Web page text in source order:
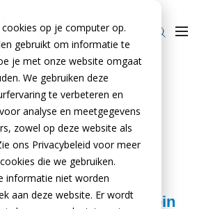
op je computer op.
gebruikt om informatie te
je met onze website omgaat
We gebruiken deze
te verbeteren en
analyse en meetgegevens
zowel op deze website als
ons Privacybeleid voor meer
die we gebruiken.
informatie niet worden
aan deze website. Er wordt
»Stelcon
®
op elk terrein